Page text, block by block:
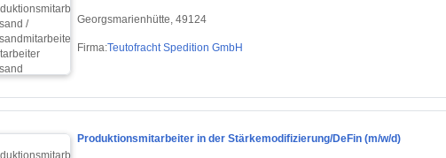
Georgsmarienhütte, 49124
Firma:Teutofracht Spedition GmbH
Produktionsmitarbeiter in der Stärkemodifizierung/DeFin (m/w/d)